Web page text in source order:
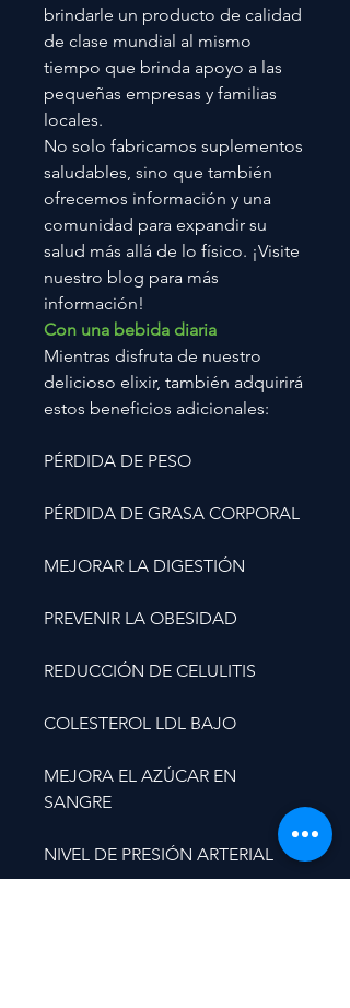
brindarle un producto de calidad
de clase mundial al mismo
tiempo que brinda apoyo a las
pequeñas empresas y familias
locales.
No solo fabricamos suplementos
saludables, sino que también
ofrecemos información y una
comunidad para expandir su
salud más allá de lo físico. ¡Visite
nuestro blog para más
información!
Con una bebida diaria
Mientras disfruta de nuestro
delicioso elixir, también adquirirá
estos beneficios adicionales:
PÉRDIDA DE PESO
PÉRDIDA DE GRASA CORPORAL
MEJORAR LA DIGESTIÓN
PREVENIR LA OBESIDAD
REDUCCIÓN DE CELULITIS
COLESTEROL LDL BAJO
MEJORA EL AZÚCAR EN
SANGRE
NIVEL DE PRESIÓN ARTERIAL